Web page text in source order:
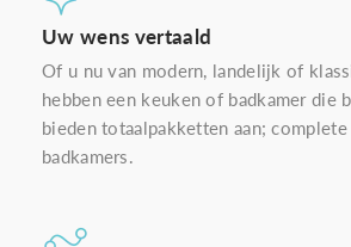
Uw wens vertaald
Of u nu van modern, landelijk of
hebben een keuken of badkamer die
bieden totaalpakketten aan;
badkamers.